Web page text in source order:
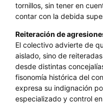
tornillos, sin tener en
contar con la debida
Reiteración de
El colectivo advierte de
aislado, sino de
desde distintas
fisonomía histórica del
expresa su indignación
especializado y control